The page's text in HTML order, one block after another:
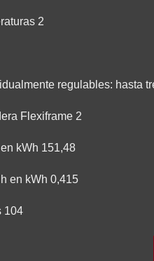
2
regulables: hasta
Flexiframe 2
kWh 151,48
en kWh 0,415
104